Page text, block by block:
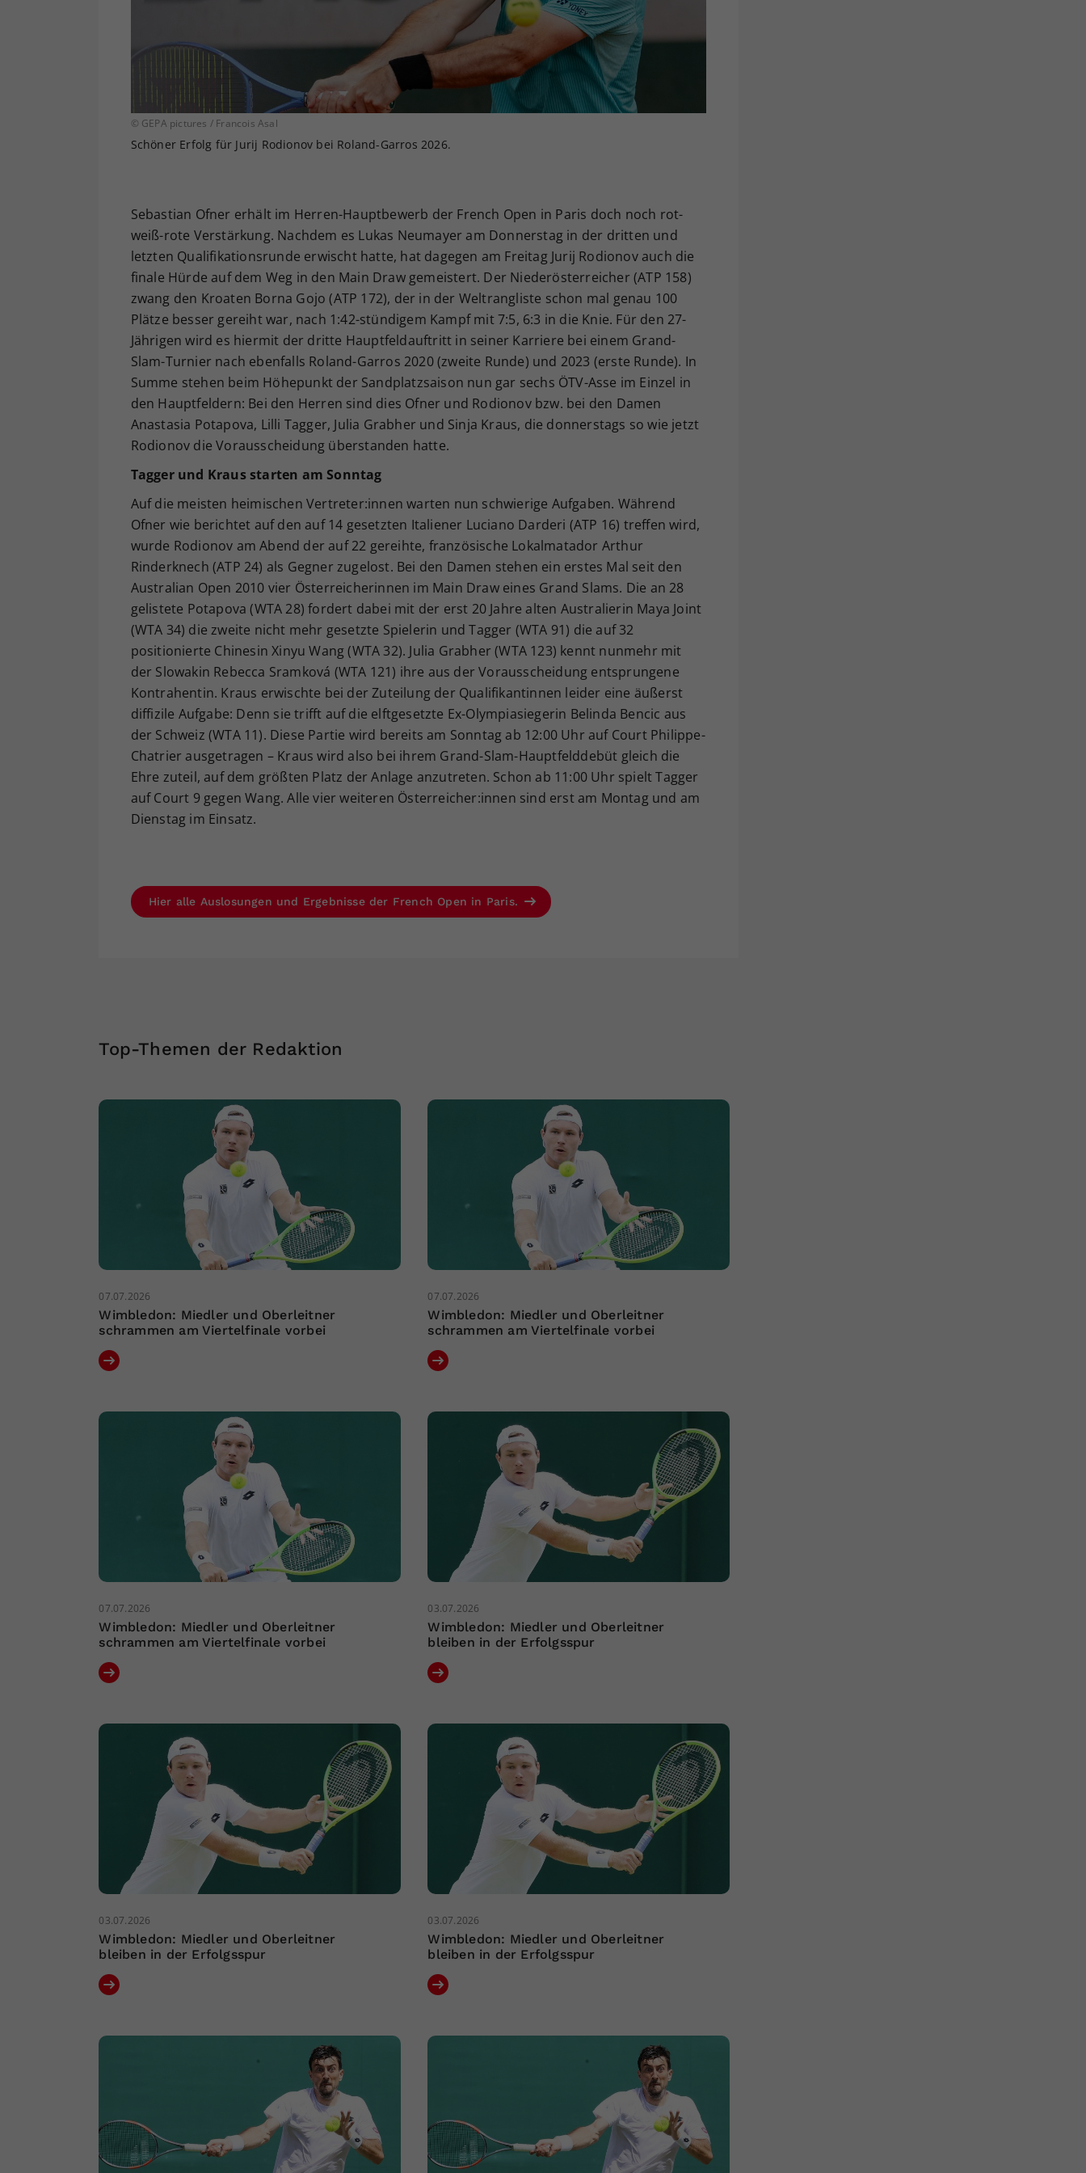
© GEPA pictures / Francois Asal
Schöner Erfolg für Jurij Rodionov bei Roland-Garros 2026.
Sebastian Ofner erhält im Herren-Hauptbewerb der French Open in Paris doch noch rot-
weiß-rote Verstärkung. Nachdem es Lukas Neumayer am Donnerstag in der dritten und
letzten Qualifikationsrunde erwischt hatte, hat dagegen am Freitag Jurij Rodionov auch die
finale Hürde auf dem Weg in den Main Draw gemeistert. Der Niederösterreicher (ATP 158)
zwang den Kroaten Borna Gojo (ATP 172), der in der Weltrangliste schon mal genau 100
Plätze besser gereiht war, nach 1:42-stündigem Kampf mit 7:5, 6:3 in die Knie. Für den 27-
Jährigen wird es hiermit der dritte Hauptfeldauftritt in seiner Karriere bei einem Grand-
Slam-Turnier nach ebenfalls Roland-Garros 2020 (zweite Runde) und 2023 (erste Runde). In
Summe stehen beim Höhepunkt der Sandplatzsaison nun gar sechs ÖTV-Asse im Einzel in
den Hauptfeldern: Bei den Herren sind dies Ofner und Rodionov bzw. bei den Damen
Anastasia Potapova, Lilli Tagger, Julia Grabher und Sinja Kraus, die donnerstags so wie jetzt
Rodionov die Vorausscheidung überstanden hatte.
Tagger und Kraus starten am Sonntag
Auf die meisten heimischen Vertreter:innen warten nun schwierige Aufgaben. Während
Ofner wie berichtet auf den auf 14 gesetzten Italiener Luciano Darderi (ATP 16) treffen wird,
wurde Rodionov am Abend der auf 22 gereihte, französische Lokalmatador Arthur
Rinderknech (ATP 24) als Gegner zugelost. Bei den Damen stehen ein erstes Mal seit den
Australian Open 2010 vier Österreicherinnen im Main Draw eines Grand Slams. Die an 28
gelistete Potapova (WTA 28) fordert dabei mit der erst 20 Jahre alten Australierin Maya Joint
(WTA 34) die zweite nicht mehr gesetzte Spielerin und Tagger (WTA 91) die auf 32
positionierte Chinesin Xinyu Wang (WTA 32). Julia Grabher (WTA 123) kennt nunmehr mit
der Slowakin Rebecca Sramková (WTA 121) ihre aus der Vorausscheidung entsprungene
Kontrahentin. Kraus erwischte bei der Zuteilung der Qualifikantinnen leider eine äußerst
diffizile Aufgabe: Denn sie trifft auf die elftgesetzte Ex-Olympiasiegerin Belinda Bencic aus
der Schweiz (WTA 11). Diese Partie wird bereits am Sonntag ab 12:00 Uhr auf Court Philippe-
Chatrier ausgetragen – Kraus wird also bei ihrem Grand-Slam-Hauptfelddebüt gleich die
Ehre zuteil, auf dem größten Platz der Anlage anzutreten. Schon ab 11:00 Uhr spielt Tagger
auf Court 9 gegen Wang. Alle vier weiteren Österreicher:innen sind erst am Montag und am
Dienstag im Einsatz.
Hier alle Auslosungen und Ergebnisse der French Open in Paris.
Top-Themen der Redaktion
07.07.2026
Wimbledon: Miedler und Oberleitner
schrammen am Viertelfinale vorbei
07.07.2026
Wimbledon: Miedler und Oberleitner
schrammen am Viertelfinale vorbei
07.07.2026
Wimbledon: Miedler und Oberleitner
schrammen am Viertelfinale vorbei
03.07.2026
Wimbledon: Miedler und Oberleitner
bleiben in der Erfolgsspur
03.07.2026
Wimbledon: Miedler und Oberleitner
bleiben in der Erfolgsspur
03.07.2026
Wimbledon: Miedler und Oberleitner
bleiben in der Erfolgsspur
Ihrer vorgenommen Einstellungen, falls der
Webseiten-Betreiber dies eingestellt hat.